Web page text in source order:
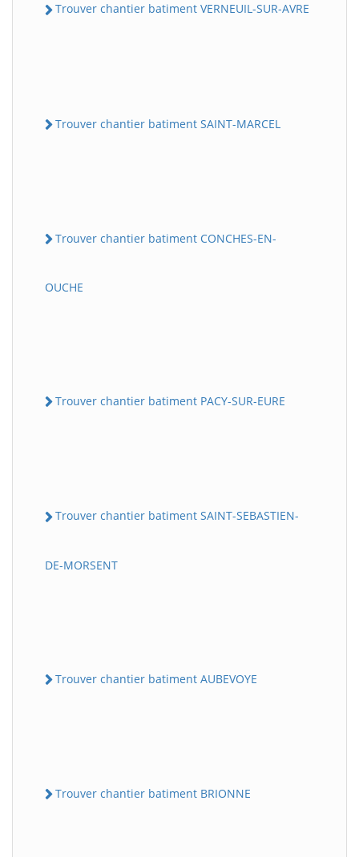
Trouver chantier batiment VERNEUIL-SUR-AVRE
Trouver chantier batiment SAINT-MARCEL
Trouver chantier batiment CONCHES-EN-
OUCHE
Trouver chantier batiment PACY-SUR-EURE
Trouver chantier batiment SAINT-SEBASTIEN-
DE-MORSENT
Trouver chantier batiment AUBEVOYE
Trouver chantier batiment BRIONNE